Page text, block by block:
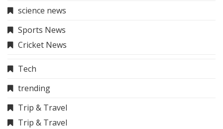
science news
Sports News
Cricket News
Tech
trending
Trip & Travel
Trip & Travel